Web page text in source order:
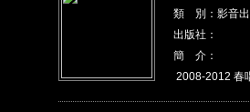
類 別：影音
出版社：
簡 介：
2008-2012 春